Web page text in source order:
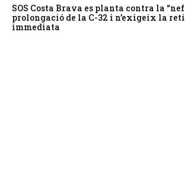
SOS Costa Brava es planta contra la
prolongació de la C-32 i n’exigeix la
immediata